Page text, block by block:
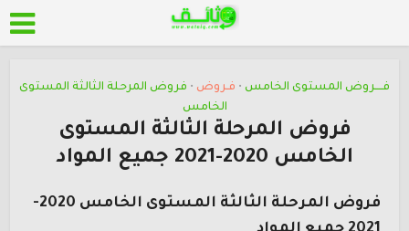
فــــروض المستوى الخامس • فـروض • فروض المرحلة الثالثة المستوى
الخامس
فروض المرحلة الثالثة المستوى
الخامس 2020-2021 جميع المواد
فروض المرحلة الثالثة المستوى الخامس 2020-